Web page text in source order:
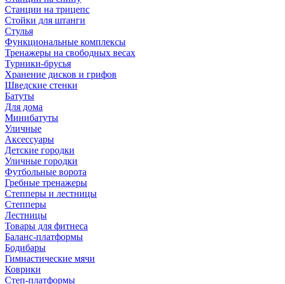
Станции на трицепс
Стойки для штанги
Стулья
Функциональные комплексы
Тренажеры на свободных весах
Турники-брусья
Хранение дисков и грифов
Шведские стенки
Батуты
Для дома
Минибатуты
Уличные
Аксессуары
Детские городки
Уличные городки
Футбольные ворота
Гребные тренажеры
Степперы и лестницы
Степперы
Лестницы
Товары для фитнеса
Баланс-платформы
Бодибары
Гимнастические мячи
Коврики
Степ-платформы